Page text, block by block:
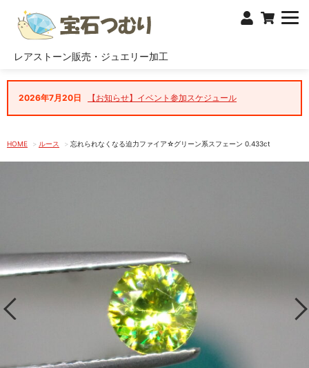
レアストーン販売・ジュエリー加工
2026年7月20日 【お知らせ】イベント参加スケジュール
HOME ルース 忘れられなくなる迫力ファイア☆グリーン系スフェーン 0.433ct